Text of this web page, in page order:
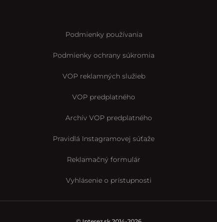
Podmienky používania
Podmienky ochrany súkromia
VOP reklamných služieb
VOP predplatného
Archív VOP predplatného
Pravidlá Instagramovej súťaže
Reklamačný formulár
Vyhlásenie o prístupnosti